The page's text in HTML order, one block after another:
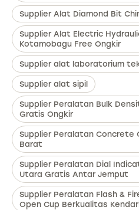
Supplier Alat Diamond Bit
Supplier Alat Electric
Kotamobagu Free Ongkir
Supplier alat laboratorium
Supplier alat sipil
Supplier Peralatan Bulk
Gratis Ongkir
Supplier Peralatan Concrete
Barat
Supplier Peralatan Dial
Utara Gratis Antar Jemput
Supplier Peralatan Flash &
Open Cup Berkualitas